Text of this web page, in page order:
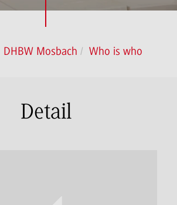
DHBW Mosbach Who is who
Detail